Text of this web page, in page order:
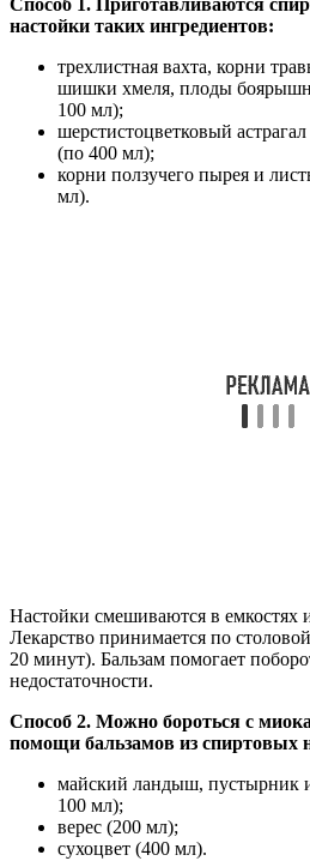
настойки таких ингредиентов:
трехлистная вахта, корни
шишки хмеля, плоды
100 мл);
шерстистоцветковый
(по 400 мл);
корни ползучего пырея и
мл).
Настойки смешиваются в емкостях
Лекарство принимается по
20 минут). Бальзам помогает
недостаточности.
Способ 2. Можно бороться с
помощи бальзамов из спиртовых
майский ландыш, пустырник
100 мл);
верес (200 мл);
сухоцвет (400 мл).